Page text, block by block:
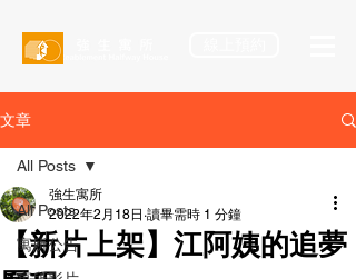
文章
All Posts
寓所公告
All Posts
【新片上架】江阿姨的追夢
強生寓所
2022年2月18日 讀畢需時 1 分鐘